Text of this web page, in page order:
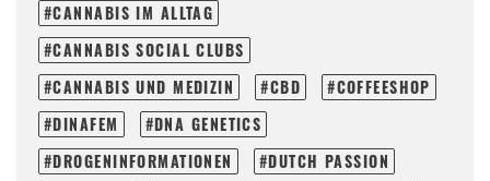
CANNABIS IM ALLTAG
CANNABIS SOCIAL CLUBS
CANNABIS UND MEDIZIN
CBD
COFFEESHOP
DINAFEM
DNA GENETICS
DROGENINFORMATIONEN
DUTCH PASSION